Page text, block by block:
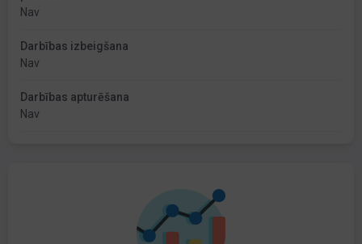
Nav
Darbības izbeigšana
Nav
Darbības apturēšana
Nav